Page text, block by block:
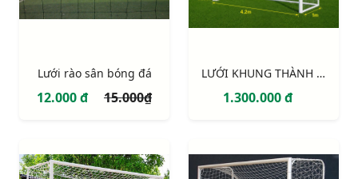
Lưới rào sân bóng đá
12.000 đ 15.000₫
LƯỚI KHUNG THÀNH 7 NGƯỜI 4,2M x 2,2M (NEW)
1.300.000 đ